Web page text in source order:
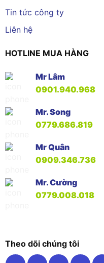
Tin tức công ty
Liên hệ
HOTLINE MUA HÀNG
Mr Lâm
0901.940.968
Mr. Song
0779.686.819
Mr Quân
0909.346.736
Mr. Cường
0779.008.018
Theo dõi chúng tôi